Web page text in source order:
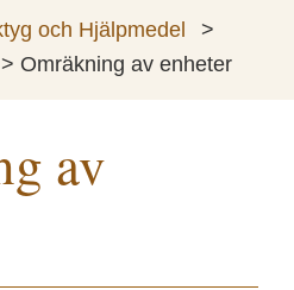
och Hjälpmedel
>
> Omräkning av enheter
av